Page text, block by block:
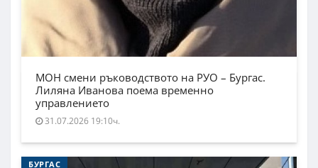
МОН смени ръководството на РУО – Бургас.
Лиляна Иванова поема временно
управлението
31.07.2026 19:10ч.
БУРГАС